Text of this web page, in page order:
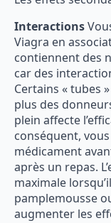
Interactions
Viagra en
contiennent des
car des
Certains « tubes
plus des
plein affecte
conséquent,
médicament
après un repas.
maximale
pamplemousse
augmenter les